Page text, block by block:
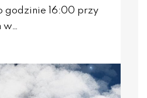
godzinie 16:00 przy
w…